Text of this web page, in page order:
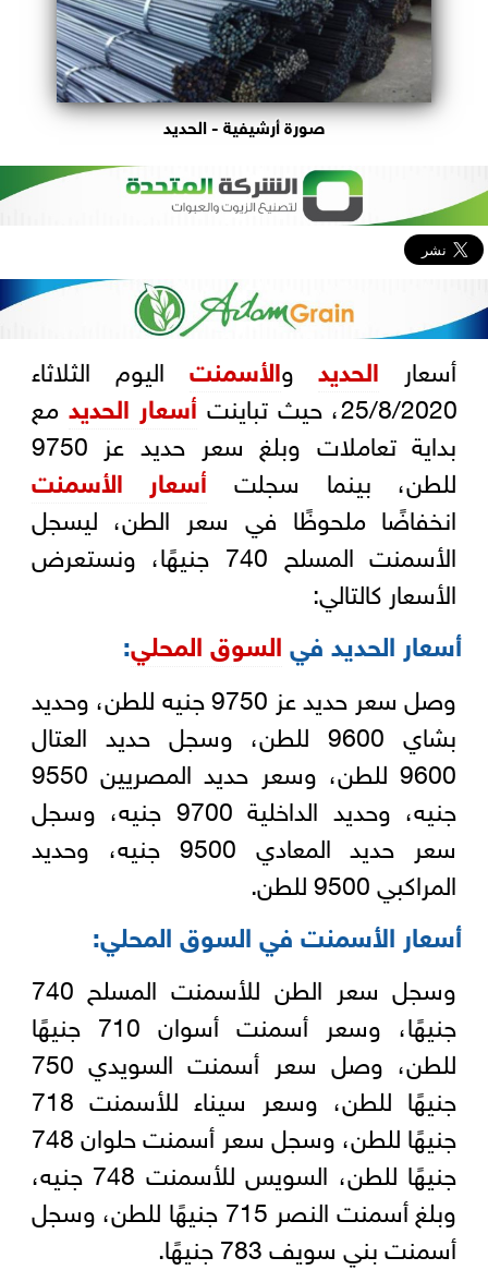
صورة أرشيفية - الحديد
أسعار الحديدوالأسمنت اليوم الثلاثاء
25/8/2020، حيث تباينت
أسعار الحديد مع
بداية تعاملات وبلغ سعر حديد عز 9750
للطن، بينما سجلت أسعار الأسمنت
انخفاضًا ملحوظًا في سعر الطن، ليسجل
الأسمنت المسلح 740 جنيهًا، ونستعرض
الأسعار كالتالي:
أسعار الحديد فيالسوق المحلي:
وصل سعر حديد عز 9750 جنيه للطن، وحديد
بشاي 9600 للطن، وسجل حديد العتال
9600 للطن، وسعر حديد المصريين 9550
جنيه، وحديد الداخلية 9700 جنيه، وسجل
سعر حديد المعادي 9500 جنيه، وحديد
المراكبي 9500 للطن.
أسعار الأسمنت في السوق المحلي:
وسجل سعر الطن للأسمنت المسلح 740
جنيهًا، وسعر أسمنت أسوان 710 جنيهًا
للطن، وصل سعر أسمنت السويدي 750
جنيهًا للطن، وسعر سيناء للأسمنت 718
جنيهًا للطن، وسجل سعر أسمنت حلوان 748
جنيهًا للطن، السويس للأسمنت 748 جنيه،
وبلغ أسمنت النصر 715 جنيهًا للطن، وسجل
أسمنت بني سويف 783 جنيهًا.